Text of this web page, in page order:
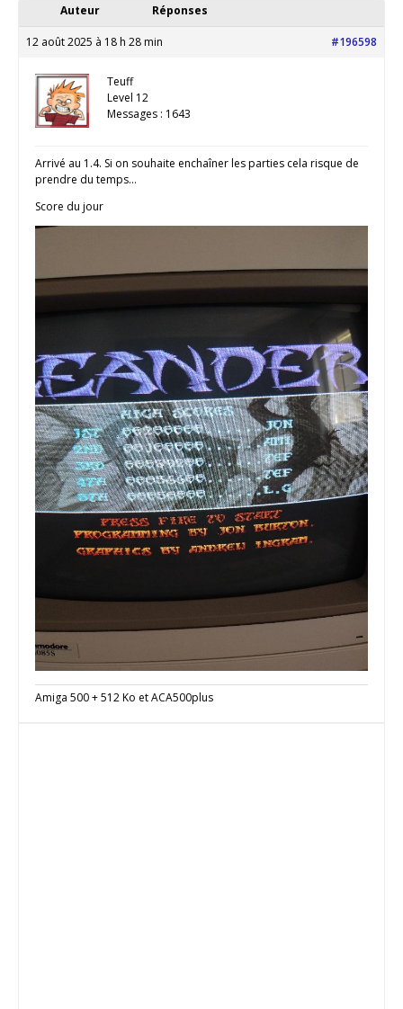
Auteur Réponses
12 août 2025 à 18 h 28 min #196598
Teuff
Level 12
Messages : 1643
Arrivé au 1.4. Si on souhaite enchaîner les parties cela risque de
prendre du temps…
Score du jour
Amiga 500 + 512 Ko et ACA500plus